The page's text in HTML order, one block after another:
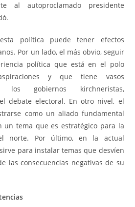
al autoproclamado presidente
política puede tener efectos
Por un lado, el más obvio, seguir
política que está en el polo
y que tiene vasos
los gobiernos kirchneristas,
debate electoral. En otro nivel, el
como un aliado fundamental
un tema que es estratégico para la
norte. Por último, en la actual
para instalar temas que desvíen
las consecuencias negativas de su